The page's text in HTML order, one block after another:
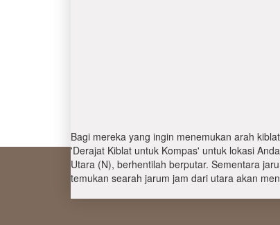
Bagi mereka yang ingin menemukan arah
'Derajat Kiblat untuk Kompas' untuk lokasi
Utara (N), berhentilah berputar. Sementara
temukan searah jarum jam dari utara akan